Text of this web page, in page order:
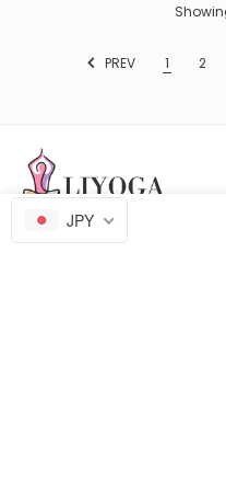
PREV 1 2
ニュースレター無料購読のお申し込
JPY